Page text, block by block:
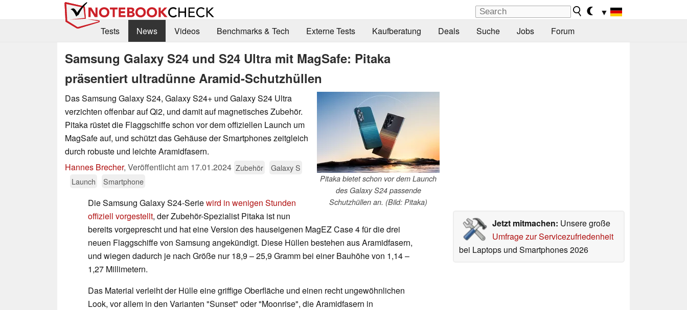
▼
Tests
News Videos Benchmarks & Tech Externe Tests Kaufberatung Deals Suche Jobs Forum
Samsung Galaxy S24 und S24 Ultra mit MagSafe: Pitaka
präsentiert ultradünne Aramid-Schutzhüllen
Pitaka bietet schon vor dem Launch
des Galaxy S24 passende
Schutzhüllen an. (Bild: Pitaka)
Das Samsung Galaxy S24, Galaxy S24+ und Galaxy S24 Ultra
verzichten offenbar auf Qi2, und damit auf magnetisches Zubehör.
Pitaka rüstet die Flaggschiffe schon vor dem offiziellen Launch um
MagSafe auf, und schützt das Gehäuse der Smartphones zeitgleich
durch robuste und leichte Aramidfasern.
Hannes Brecher, Veröffentlicht am 17.01.2024 Zubehör
Galaxy S
Launch
Smartphone
Jetzt mitmachen: Unsere große
Umfrage zur Servicezufriedenheit
bei Laptops und Smartphones 2026
Die Samsung Galaxy S24-Seriewird in wenigen Stunden
offiziell vorgestellt, der Zubehör-Spezialist Pitaka ist nun
bereits vorgeprescht und hat eine Version des hauseigenen MagEZ Case 4 für die drei
neuen Flaggschiffe von Samsung angekündigt. Diese Hüllen bestehen aus Aramidfasern,
und wiegen dadurch je nach Größe nur 18,9 – 25,9 Gramm bei einer Bauhöhe von 1,14 –
1,27 Millimetern.
Das Material verleiht der Hülle eine griffige Oberfläche und einen recht ungewöhnlichen
Look, vor allem in den Varianten "Sunset" oder "Moonrise", die Aramidfasern in